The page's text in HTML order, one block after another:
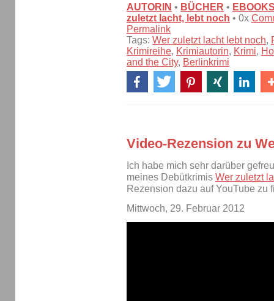
AUTORIN • BÜCHER •
zuletzt lacht, lebt noch • 0x
Permalink
Tags: Wer zuletzt lacht lebt noch,
Krimireihe, Krimiautorin, Krimi,
and the City, Berlinkrimi
Video-Rezension zu
Ich habe mich sehr darüber
meines Debütkrimis Wer zuletzt
Rezension dazu auf YouTube zu
Mittwoch, 29. Februar 2012